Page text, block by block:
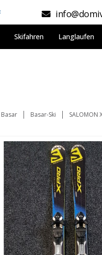
Skifahren Langlaufen
Basar Basar-Ski SALOMON